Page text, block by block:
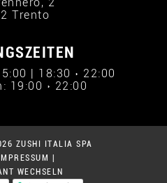
Trento
| 18:30 › 22:00
19:00 › 22:00
ZUSHI ITALIA SPA
IMPRESSUM
WECHSELN